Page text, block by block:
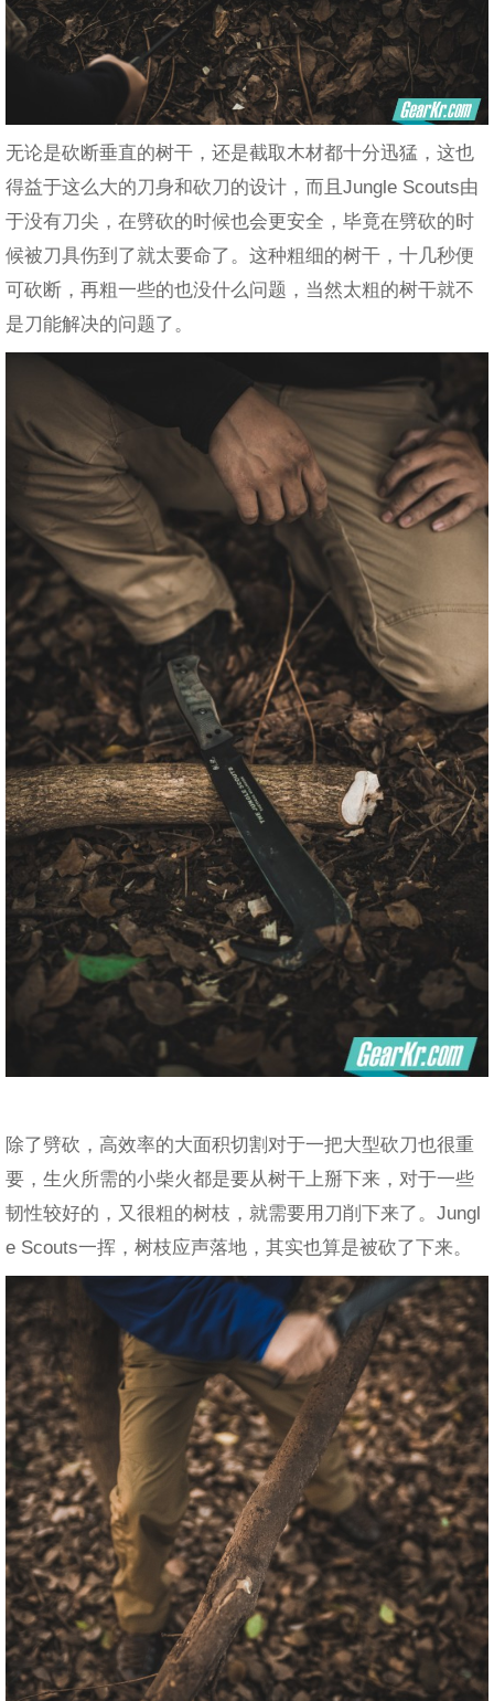
无论是砍断垂直的树干，还是截取木材都十分迅猛，这也
得益于这么大的刀身和砍刀的设计，而且Jungle Scouts由
于没有刀尖，在劈砍的时候也会更安全，毕竟在劈砍的时
候被刀具伤到了就太要命了。这种粗细的树干，十几秒便
可砍断，再粗一些的也没什么问题，当然太粗的树干就不
是刀能解决的问题了。
除了劈砍，高效率的大面积切割对于一把大型砍刀也很重
要，生火所需的小柴火都是要从树干上掰下来，对于一些
韧性较好的，又很粗的树枝，就需要用刀削下来了。Jungl
e Scouts一挥，树枝应声落地，其实也算是被砍了下来。